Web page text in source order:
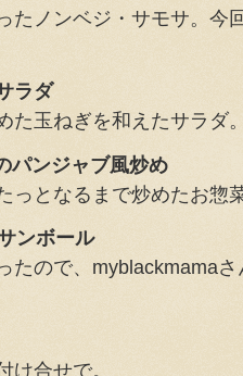
たノンベジ・サモサ。今
ラダ
た玉ねぎを和えたサラダ
パンジャブ風炒め
っとなるまで炒めたお惣
ンボール
たので、myblackmama
け合せで。